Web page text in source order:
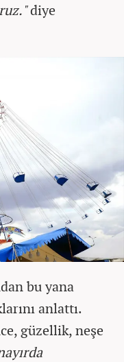
diye
bu yana
anlattı.
güzellik, neşe